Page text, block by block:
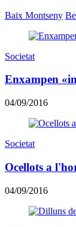
Baix Montseny
Societat
Enxampen
04/09/2016
Societat
Ocellots a
04/09/2016